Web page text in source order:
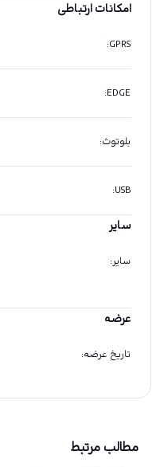
امکانات ارتباطی
GPRS
:
EDGE
:
بلوتوث:
USB
:
سایر
سایر:
عرضه
تاریخ عرضه:
مطالب مرتبط